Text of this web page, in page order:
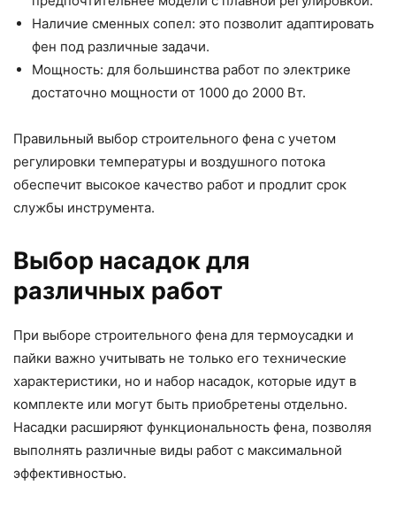
Наличие сменных сопел: это позволит адаптировать
фен под различные задачи.
Мощность: для большинства работ по электрике
достаточно мощности от 1000 до 2000 Вт.
Правильный выбор строительного фена с учетом
регулировки температуры и воздушного потока
обеспечит высокое качество работ и продлит срок
службы инструмента.
Выбор насадок для
различных работ
При выборе строительного фена для термоусадки и
пайки важно учитывать не только его технические
характеристики, но и набор насадок, которые идут в
комплекте или могут быть приобретены отдельно.
Насадки расширяют функциональность фена, позволяя
выполнять различные виды работ с максимальной
эффективностью.